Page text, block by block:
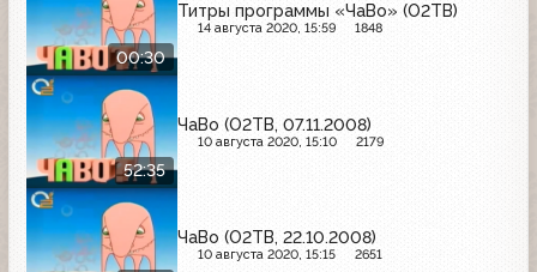
00:30
Титры программы «ЧаВо» (О2ТВ)
14 августа 2020, 15:59 1848
52:35
ЧаВо (О2ТВ, 07.11.2008)
10 августа 2020, 15:10 2179
ЧаВо (О2ТВ, 22.10.2008)
10 августа 2020, 15:15 2651